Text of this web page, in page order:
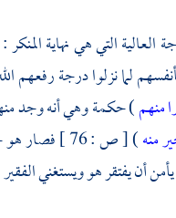
العالية التي هي نهاية
لما نزلوا درجة رفعهم
منهم) حكمة وهي أنه وجد
منه
) [ ص : 76 ]
أن يفتقر هو ويستغني